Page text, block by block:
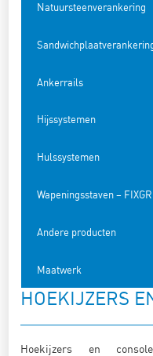
Natuursteenverankering
Ankerrails
Hijssystemen
Hulssystemen
Wapeningsstaven –
Andere producten
Maatwerk
HOEKIJZERS
Hoekijzers en